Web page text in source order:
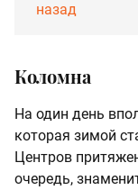
назад
Коломна
На один день
которая зимой
Центров
очередь,